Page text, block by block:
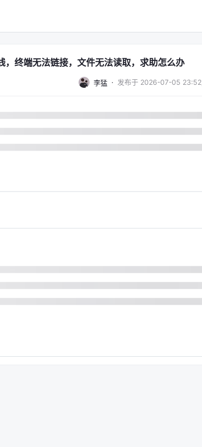
终端无法链接，文件无法读取，求助怎么办
李猛 · 发布于 2026-07-05 23:52